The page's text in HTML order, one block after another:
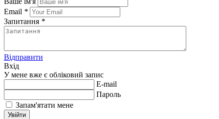
Email *
Запитання *
Відправити
Вхід
У мене вже є обліковий запис
E-mail
Пароль
Запам'ятати мене
Увійти